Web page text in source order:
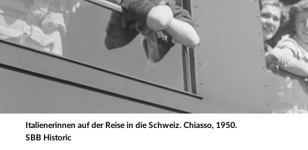
Italienerinnen auf der Reise in die Schweiz. Chiasso, 1950.
SBB Historic